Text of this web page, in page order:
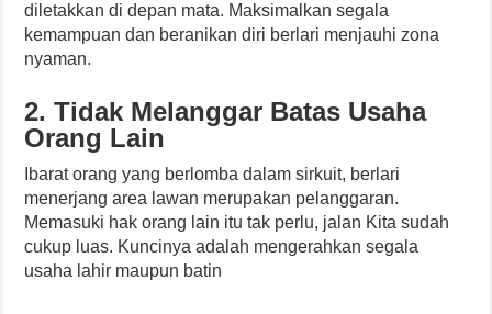
diletakkan di depan mata. Maksimalkan segala
kemampuan dan beranikan diri berlari menjauhi zona
nyaman.
2. Tidak Melanggar Batas Usaha
Orang Lain
Ibarat orang yang berlomba dalam sirkuit, berlari
menerjang area lawan merupakan pelanggaran.
Memasuki hak orang lain itu tak perlu, jalan Kita sudah
cukup luas. Kuncinya adalah mengerahkan segala
usaha lahir maupun batin